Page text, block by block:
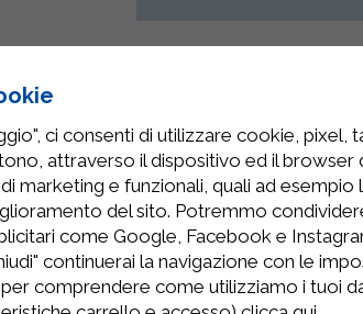
Correlati
ci consenti di utilizzare cookie, pixel,
attraverso il dispositivo ed il browser
marketing e funzionali, quali ad esempio
del sito. Potremmo
come Google, Facebook e
continuerai la navigazione con le
comprendere come utilizziamo i tuoi